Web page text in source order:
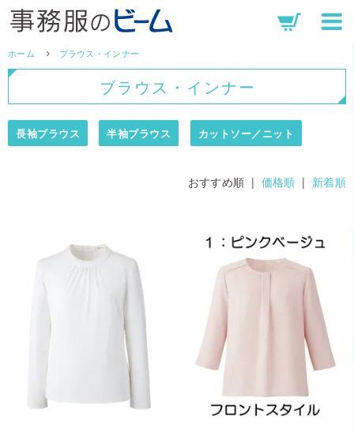
ホーム ブラウス・インナー
ブラウス・インナー
長袖ブラウス 半袖ブラウス カットソー／ニット
おすすめ順 | 価格順 | 新着順